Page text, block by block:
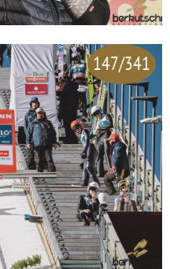
147/341